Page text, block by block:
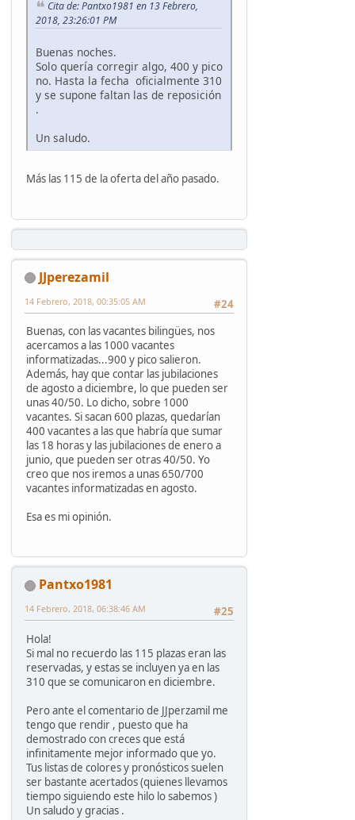
Cita de: Pantxo1981 en 13 Febrero,
2018, 23:26:01 PM
Buenas noches.
Solo quería corregir algo, 400 y pico
no. Hasta la fecha oficialmente 310
y se supone faltan las de reposición
.
Un saludo.
Más las 115 de la oferta del año pasado.
JJperezamil
#24
14 Febrero, 2018, 00:35:05 AM
Buenas, con las vacantes bilingües, nos
acercamos a las 1000 vacantes
informatizadas...900 y pico salieron.
Además, hay que contar las jubilaciones
de agosto a diciembre, lo que pueden ser
unas 40/50. Lo dicho, sobre 1000
vacantes. Si sacan 600 plazas, quedarían
400 vacantes a las que habría que sumar
las 18 horas y las jubilaciones de enero a
junio, que pueden ser otras 40/50. Yo
creo que nos iremos a unas 650/700
vacantes informatizadas en agosto.
Esa es mi opinión.
Pantxo1981
#25
14 Febrero, 2018, 06:38:46 AM
Hola!
Si mal no recuerdo las 115 plazas eran las
reservadas, y estas se incluyen ya en las
310 que se comunicaron en diciembre.
Pero ante el comentario de JJperzamil me
tengo que rendir , puesto que ha
demostrado con creces que está
infinitamente mejor informado que yo.
Tus listas de colores y pronósticos suelen
ser bastante acertados (quienes llevamos
tiempo siguiendo este hilo lo sabemos )
Un saludo y gracias .